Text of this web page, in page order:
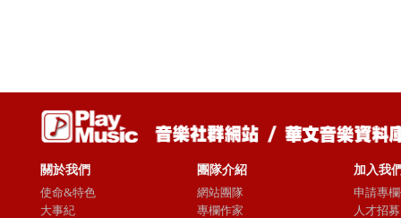
關於我們
使命&特色
大事紀
團隊介紹
網站團隊
專欄作家
加入我
申請專
人才招募